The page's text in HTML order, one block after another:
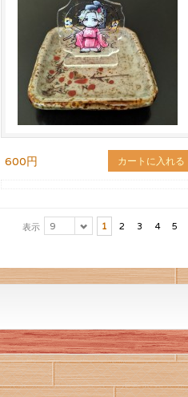
600円 カートに入れる
表示 9 1 2 3 4 5